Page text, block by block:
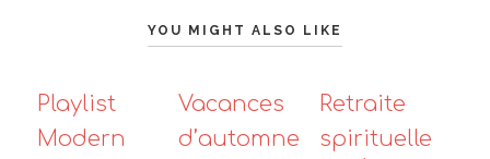
YOU MIGHT ALSO LIKE
Playlist
Modern
Vacances
d’automne
Retraite
spirituelle